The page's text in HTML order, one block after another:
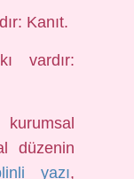
Kanıt.
vardır:
düzenin
yazı,